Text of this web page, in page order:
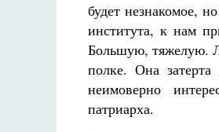
будет незнакомое,
института, к нам
Большую, тяжелую.
полке. Она
неимоверно
патриарха.